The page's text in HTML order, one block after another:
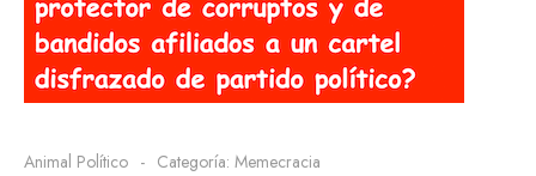
Animal Político Categoría: Memecracia